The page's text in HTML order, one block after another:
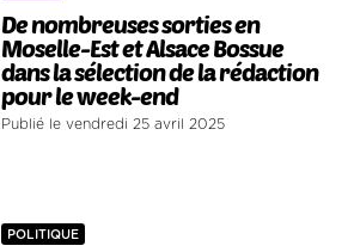
De nombreuses sorties en
Moselle-Est et Alsace Bossue
dans la sélection de la rédaction
pour le week-end
Publié le vendredi 25 avril 2025
POLITIQUE